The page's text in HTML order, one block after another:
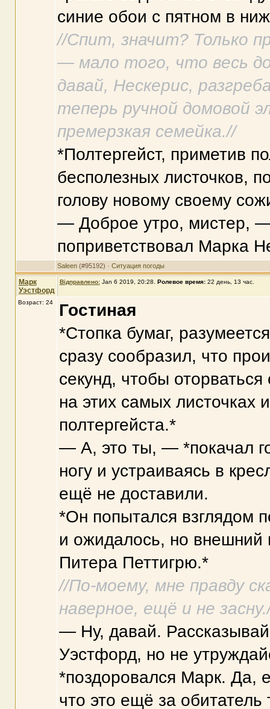
синие обои с пятном в
//Спит, значит? Только
— мало того, что весь
давай, Нескерис,
теперь ручной домовой
премерзкая семейка.//
*Полтергейст, приметив
бесполезных листочков,
голову новому своему
— Доброе утро, мистер,
поприветствовал Марка
Saleen(#95192) · Ситуация погоды
Марк
Уэстфорд
Відправлено: Jan 6 2019, 20:28 Ролевое время:22 день, 13 час.
Возраст: 24
Гостиная
*Стопка бумаг,
сразу сообразил, что
секунд, чтобы
на этих самых листочках
полтергейста.*
— А, это ты, — *покачал
ногу и устраиваясь в
ещё не доставили.
*Он попытался взглядом
и ожидалось, но внешний
Питера Петтигрю.*
//По-моему, мне правду
наверное, ещё и не
— Ну, давай.
Уэстфорд, но не
*поздоровался Марк. Да,
что это ещё за обитатель